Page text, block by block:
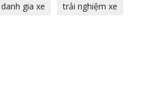
danh gia xe trải nghiệm xe